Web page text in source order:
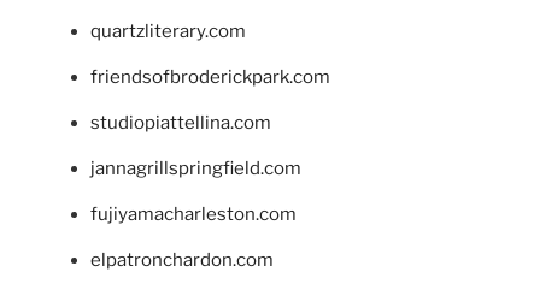
quartzliterary.com
friendsofbroderickpark.com
studiopiattellina.com
jannagrillspringfield.com
fujiyamacharleston.com
elpatronchardon.com